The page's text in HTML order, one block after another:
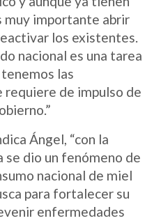
muy importante abrir
los existentes.
nacional es una tarea
las
requiere de impulso de
Ángel, “con la
se dio un fenómeno de
nacional de miel
para fortalecer su
enfermedades